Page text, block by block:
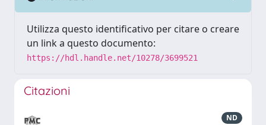
Utilizza questo identificativo per citare o creare
un link a questo documento:
https://hdl.handle.net/10278/3699521
Citazioni
ND